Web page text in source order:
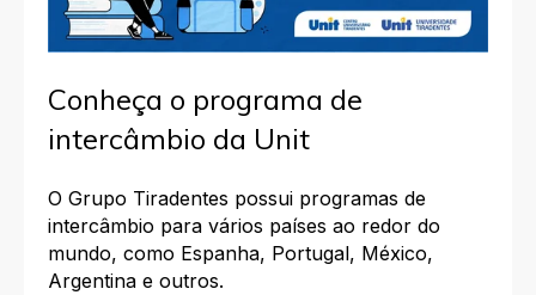
Conheça o programa de
intercâmbio da Unit
O Grupo Tiradentes possui programas de
intercâmbio para vários países ao redor do
mundo, como Espanha, Portugal, México,
Argentina e outros.